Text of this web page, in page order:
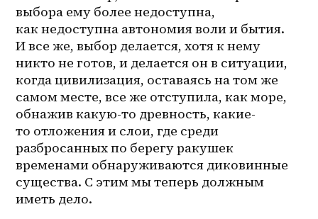
выбора ему более недоступна,
как недоступна автономия воли и бытия.
И все же, выбор делается, хотя к нему
никто не готов, и делается он в ситуации,
когда цивилизация, оставаясь на том же
самом месте, все же отступила, как море,
обнажив какую-то древность, какие-
то отложения и слои, где среди
разбросанных по берегу ракушек
временами обнаруживаются диковинные
существа. С этим мы теперь должным
иметь дело.